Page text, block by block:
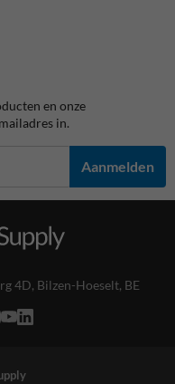
en onze
in.
Aanmelden
4D, Bilzen-Hoeselt, BE